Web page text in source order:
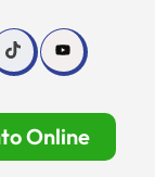
Online